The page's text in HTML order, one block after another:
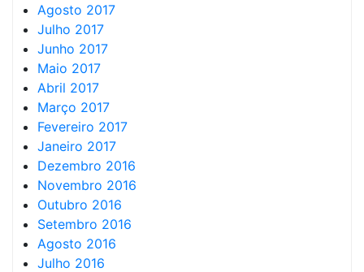
Agosto 2017
Julho 2017
Junho 2017
Maio 2017
Abril 2017
Março 2017
Fevereiro 2017
Janeiro 2017
Dezembro 2016
Novembro 2016
Outubro 2016
Setembro 2016
Agosto 2016
Julho 2016